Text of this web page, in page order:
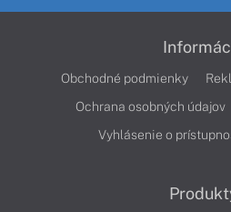
Obchodné podmienky
Ochrana osobných údajov
Vyhlásenie o